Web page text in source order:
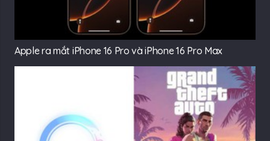
Apple ra mắt iPhone 16 Pro và iPhone 16 Pro Max